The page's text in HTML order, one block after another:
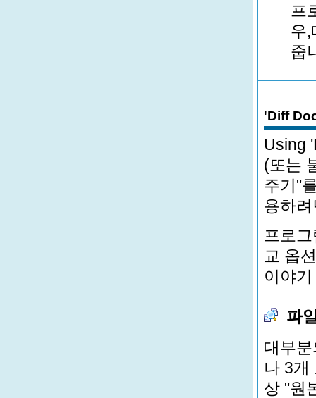
프
우,
줍
'Diff
Using
(또는
주기"
용하
프로
교 옵
이야
파
대부
나 3개
상 "원